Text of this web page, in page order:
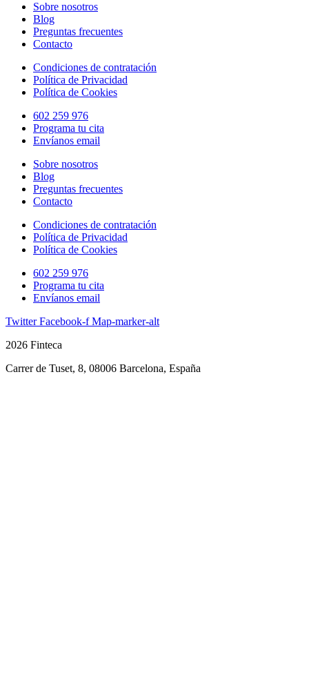
Sobre nosotros
Blog
Preguntas frecuentes
Contacto
Condiciones de contratación
Política de Privacidad
Política de Cookies
602 259 976
Programa tu cita
Envíanos email
Sobre nosotros
Blog
Preguntas frecuentes
Contacto
Condiciones de contratación
Política de Privacidad
Política de Cookies
602 259 976
Programa tu cita
Envíanos email
Twitter Facebook-f Map-marker-alt
2026 Finteca
Carrer de Tuset, 8, 08006 Barcelona, España